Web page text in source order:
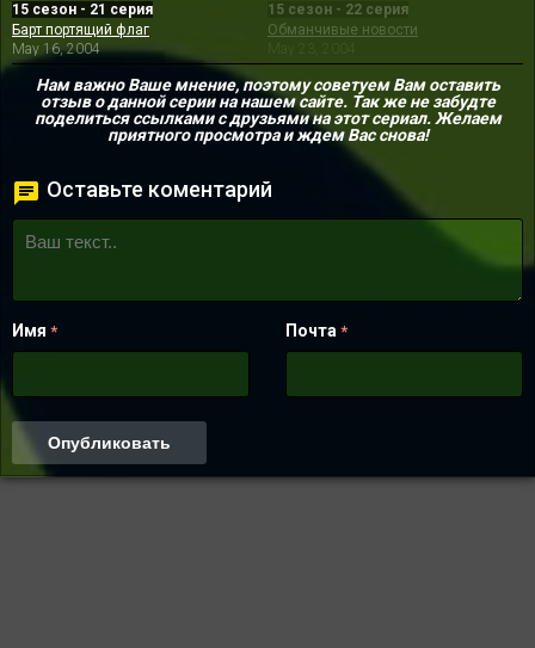
15 сезон - 21 серия
Барт портящий флаг
May 16, 2004
15 сезон - 22 серия
Обманчивые новости
May 23, 2004
Нам важно Ваше мнение, поэтому советуем Вам оставить
отзыв о данной серии на нашем сайте. Так же не забудте
поделиться ссылками с друзьями на этот сериал. Желаем
приятного просмотра и ждем Вас снова!
Оставьте коментарий
Имя * Почта *